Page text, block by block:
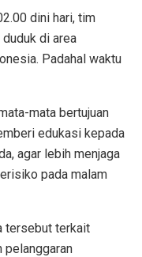
dini hari, tim
di area
Padahal waktu
mata bertujuan
edukasi kepada
agar lebih menjaga
pada malam
tersebut terkait
pelanggaran